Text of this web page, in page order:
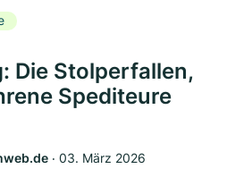
Die Stolperfallen,
Spediteure
‧ 03. März 2026